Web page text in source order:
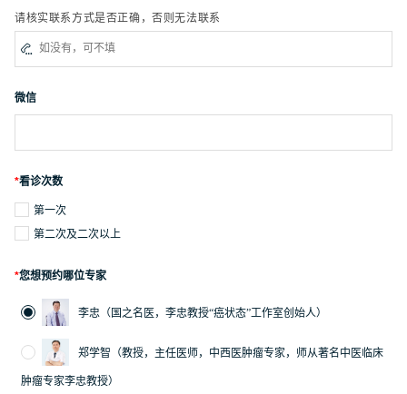
请核实联系方式是否正确，否则无法联系

微信
*看诊次数
第一次
第二次及二次以上
*您想预约哪位专家
李忠（国之名医，李忠教授“癌状态”工作室创始人）
郑学智（教授，主任医师，中西医肿瘤专家，师从著名中医临床
肿瘤专家李忠教授）